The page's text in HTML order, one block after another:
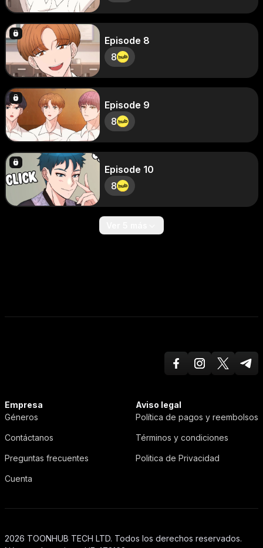
Episode 8
8
Episode 9
8
Episode 10
8
FacebookInstagramTwitter X
Empresa
Géneros
Contáctanos
Preguntas frecuentes
Cuenta
Aviso legal
Política de pagos y reembolsos
Términos y condiciones
Politica de Privacidad
2026 TOONHUB TECH LTD. Todos los derechos reservados.